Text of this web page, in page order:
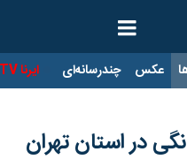
عکس چندرسانه‌ای ایرنا TV
در استان تهران